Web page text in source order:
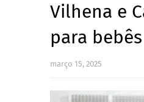
Vilhena e
para bebês
março 15, 2025